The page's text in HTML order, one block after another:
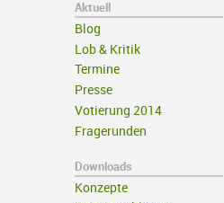
Aktuell
Blog
Lob & Kritik
Termine
Presse
Votierung 2014
Fragerunden
Downloads
Konzepte